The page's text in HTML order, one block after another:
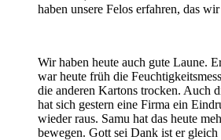
haben unsere Felos erfahren, das
Wir haben heute auch gute Laune.
war heute früh die
die anderen Kartons trocken. Auch
hat sich gestern eine Firma ein
wieder raus. Samu hat das heute
bewegen. Gott sei Dank ist er